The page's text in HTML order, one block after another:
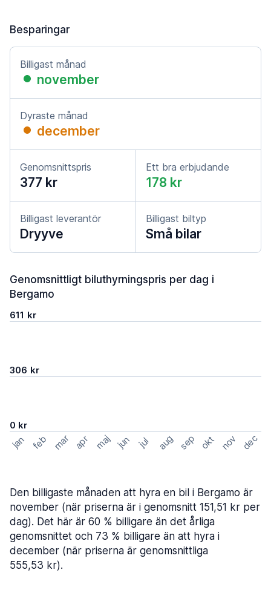
Besparingar
Billigast månad
november
Dyraste månad
december
Genomsnittspris
377 kr
Ett bra erbjudande
178 kr
Billigast leverantör
Dryyve
Billigast biltyp
Små bilar
Genomsnittligt biluthyrningspris per dag i
Bergamo
611 kr
306 kr
0 kr
jan feb mar apr maj jun jul aug sep okt nov dec
Den billigaste månaden att hyra en bil i Bergamo är
november (när priserna är i genomsnitt 151,51 kr per
dag). Det här är 60 % billigare än det årliga
genomsnittet och 73 % billigare än att hyra i
december (när priserna är genomsnittliga
555,53 kr).